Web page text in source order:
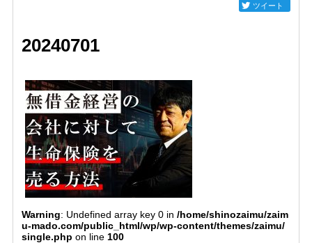
ツイート
20240701
Warning: Undefined array key 0 in/home/shinozaimu/zaim
u-mado.com/public_html/wp/wp-content/themes/zaimu/
single.php on line 100